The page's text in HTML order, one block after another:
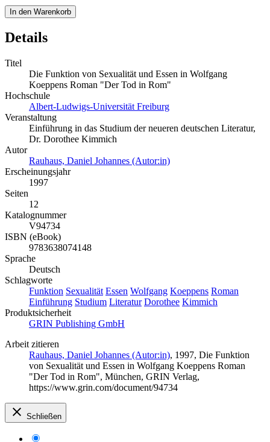
In den Warenkorb
Details
Titel
Die Funktion von Sexualität und Essen in Wolfgang
Koeppens Roman "Der Tod in Rom"
Hochschule
Albert-Ludwigs-Universität Freiburg
Veranstaltung
Einführung in das Studium der neueren deutschen Literatur,
Dr. Dorothee Kimmich
Autor
Rauhaus, Daniel Johannes (Autor:in)
Erscheinungsjahr
1997
Seiten
12
Katalognummer
V94734
ISBN (eBook)
9783638074148
Sprache
Deutsch
Schlagworte
Funktion Sexualität Essen Wolfgang Koeppens Roman
Einführung Studium Literatur Dorothee Kimmich
Produktsicherheit
GRIN Publishing GmbH
Arbeit zitieren
Rauhaus, Daniel Johannes (Autor:in), 1997, Die Funktion
von Sexualität und Essen in Wolfgang Koeppens Roman
"Der Tod in Rom", München, GRIN Verlag,
https://www.grin.com/document/94734
Schließen